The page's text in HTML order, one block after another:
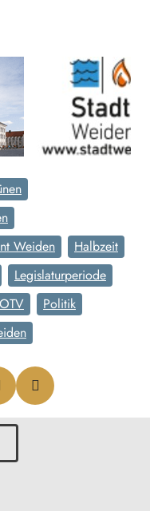
Weiden
Halbzeit
Legislaturperiode
OTV
Politik